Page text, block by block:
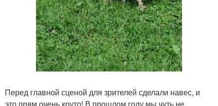
Перед главной сценой для зрителей сделали навес, и
это прям очень круто! В прошлом году мы чуть не